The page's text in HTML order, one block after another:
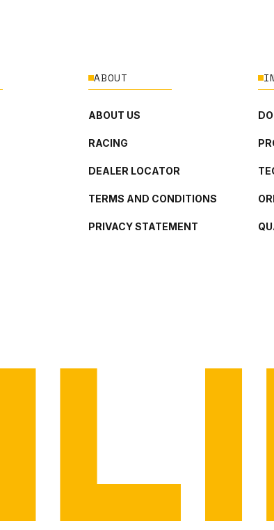
ABOUT
ABOUT US
RACING
DEALER LOCATOR
TERMS AND CONDITIONS
PRIVACY STATEMENT